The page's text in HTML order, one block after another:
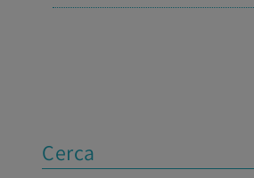
Cerca